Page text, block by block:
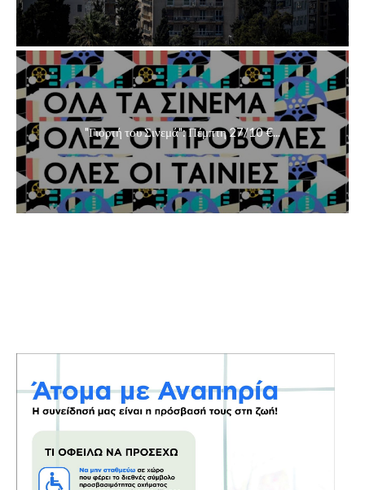
"Γιορτή του Σινεμά": Πέμπτη 27/10 €...